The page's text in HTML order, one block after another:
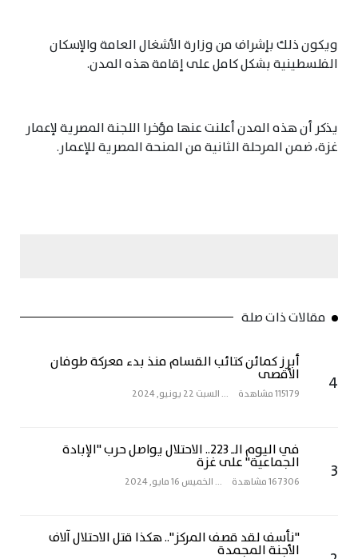
ويكون ذلك بإشراف من وزارة الأشغال العامة والإسكان
الفلسطينية بشكل كامل على إقامة هذه المدن.
يذكر أن هذه المدن أعلنت عنها مؤخرا اللجنة المصرية لإعمار
غزة، ضمن المرحلة الثانية من المنحة المصرية للإعمار.
مقالات ذات صلة
4
أبرز كمائن كتائب القسام منذ بدء معركة طوفان
الأقصى
115179 مشاهدة ...السبت 22 يونيو, 2024
3
في اليوم الـ 223.. الاحتلال يواصل حرب "الإبادة
الجماعية" على غزة
167306 مشاهدة ...الخميس 16 مايو, 2024
"نأسف لقد قصف المركز".. هكذا قتل الاحتلال آلاف
الأجنة المجمدة